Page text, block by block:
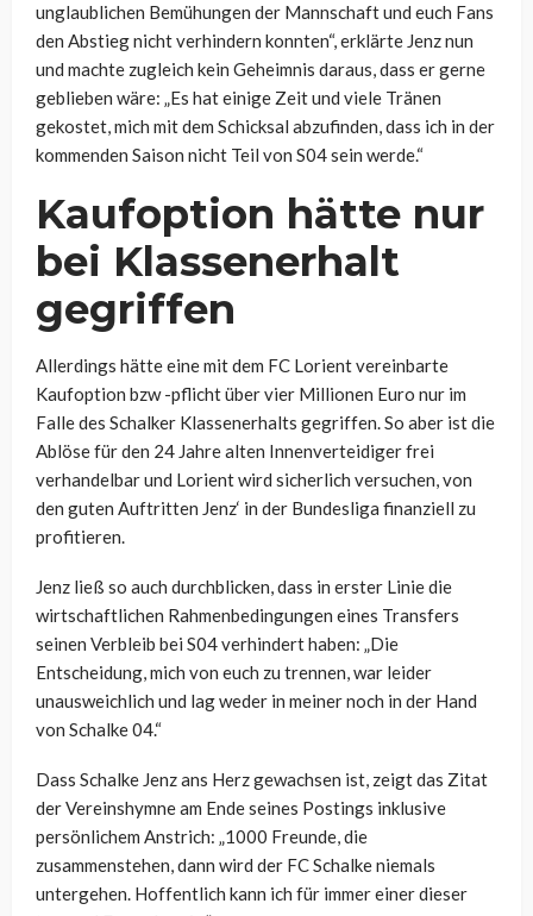
unglaublichen Bemühungen der Mannschaft und euch Fans
den Abstieg nicht verhindern konnten“, erklärte Jenz nun
und machte zugleich kein Geheimnis daraus, dass er gerne
geblieben wäre: „Es hat einige Zeit und viele Tränen
gekostet, mich mit dem Schicksal abzufinden, dass ich in der
kommenden Saison nicht Teil von S04 sein werde.“
Kaufoption hätte nur
bei Klassenerhalt
gegriffen
Allerdings hätte eine mit dem FC Lorient vereinbarte
Kaufoption bzw -pflicht über vier Millionen Euro nur im
Falle des Schalker Klassenerhalts gegriffen. So aber ist die
Ablöse für den 24 Jahre alten Innenverteidiger frei
verhandelbar und Lorient wird sicherlich versuchen, von
den guten Auftritten Jenz‘ in der Bundesliga finanziell zu
profitieren.
Jenz ließ so auch durchblicken, dass in erster Linie die
wirtschaftlichen Rahmenbedingungen eines Transfers
seinen Verbleib bei S04 verhindert haben: „Die
Entscheidung, mich von euch zu trennen, war leider
unausweichlich und lag weder in meiner noch in der Hand
von Schalke 04.“
Dass Schalke Jenz ans Herz gewachsen ist, zeigt das Zitat
der Vereinshymne am Ende seines Postings inklusive
persönlichem Anstrich: „1000 Freunde, die
zusammenstehen, dann wird der FC Schalke niemals
untergehen. Hoffentlich kann ich für immer einer dieser